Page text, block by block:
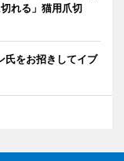
れる」猫用爪切
氏をお招きしてイブ